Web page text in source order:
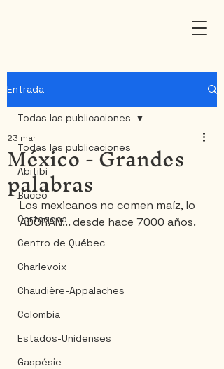
Entrada
Todas las publicaciones
Abitibi
Buceo
Cartagena
Centro de Québec
Charlevoix
Chaudière-Appalaches
Colombia
Estados-Unidenses
Gaspésie
Todas las publicaciones
México - Grandes
palabras
23 mar
Los mexicanos no comen maíz, lo
ADORAN... desde hace 7000 años.